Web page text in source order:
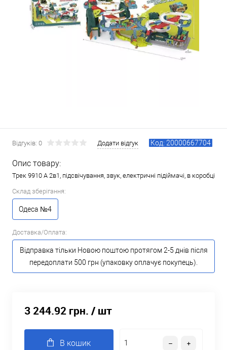
Відгуків: 0 Додати відгук Код: 20000667704
Опис товару:
Трек 9910 A 2в1, підсвічування, звук, електричні підіймачі, в коробці
Склад зберігання:
Одеса №4
Доставка/Оплата:
Відправка тільки Новою поштою протягом 2-5 днів після
передоплати 500 грн (упаковку оплачує покупець).
3 244.92 грн. / шт
В кошик